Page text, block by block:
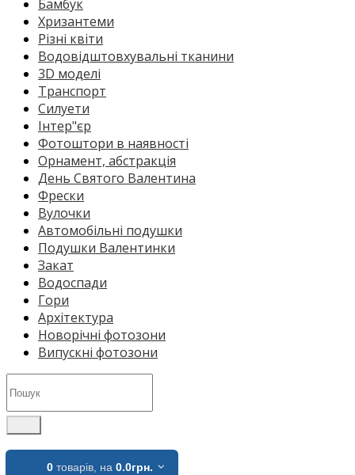
Бамбук
Хризантеми
Різні квіти
Водовідштовхувальні тканини
3D моделі
Транспорт
Силуети
Інтер"єр
Фотоштори в наявності
Орнамент, абстракція
День Святого Валентина
Фрески
Вулочки
Автомобільні подушки
Подушки Валентинки
Закат
Водоспади
Гори
Архітектура
Новорічні фотозони
Випускні фотозони
0 товарів, на 0.0грн.